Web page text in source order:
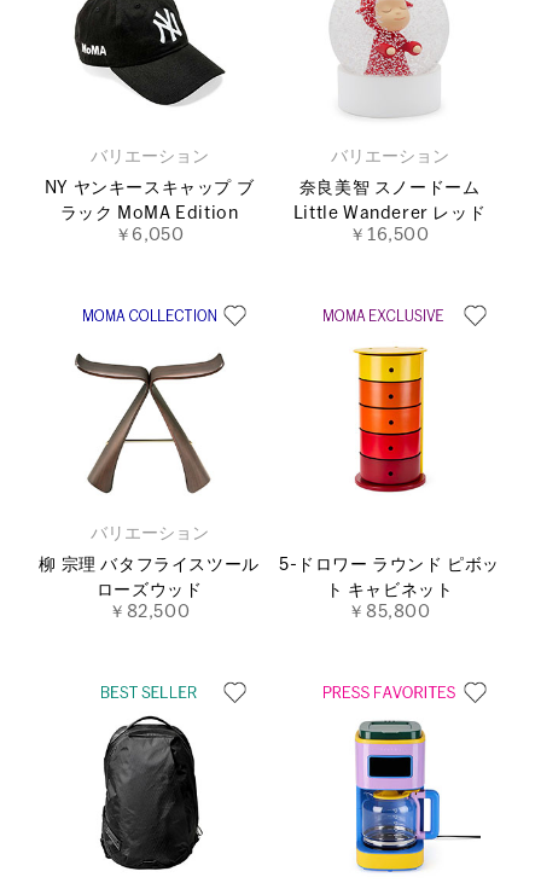
バリエーション
NY ヤンキースキャップ ブ
ラック MoMA Edition
￥6,050
バリエーション
奈良美智 スノードーム
Little Wanderer レッド
￥16,500
バリエーション
柳 宗理 バタフライスツール
ローズウッド
￥82,500
5-ドロワー ラウンド ピボッ
ト キャビネット
￥85,800